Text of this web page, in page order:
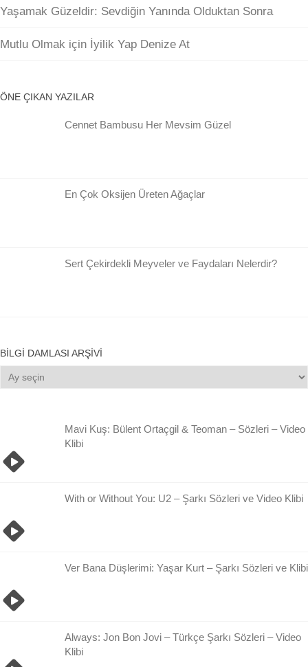
Yaşamak Güzeldir: Sevdiğin Yanında Olduktan Sonra
Mutlu Olmak için İyilik Yap Denize At
ÖNE ÇIKAN YAZILAR
Cennet Bambusu Her Mevsim Güzel
En Çok Oksijen Üreten Ağaçlar
Sert Çekirdekli Meyveler ve Faydaları Nelerdir?
BILGI DAMLASI ARŞIVI
Bilgi
Damlası
Mavi Kuş: Bülent Ortaçgil & Teoman – Sözleri – Video
Klibi
With or Without You: U2 – Şarkı Sözleri ve Video Klibi
Ver Bana Düşlerimi: Yaşar Kurt – Şarkı Sözleri ve Klibi
Always: Jon Bon Jovi – Türkçe Şarkı Sözleri – Video
Klibi